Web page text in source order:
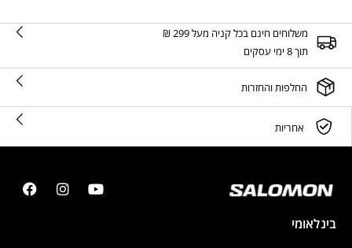
משלוחים חינם בכל קניה מעל 299 ₪
תוך 8 ימי עסקים
החלפות והחזרות
אחריות
בינלאומי